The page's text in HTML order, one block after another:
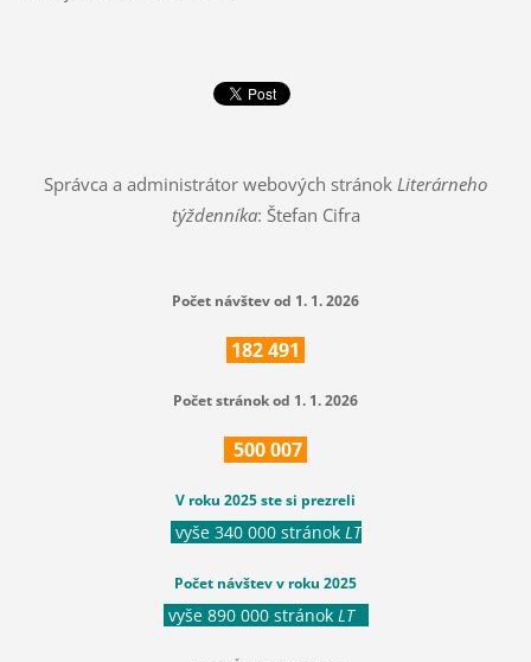
Správca a administrátor webových stránok Literárneho
týždenníka: Štefan Cifra
Počet návštev od 1. 1. 2026
182491
Počet stránok od 1. 1. 2026
500007
V roku 2025 ste si prezreli
vyše 340 000 stránok LT
Počet návštev v roku 2025
vyše 890 000 stránok LT